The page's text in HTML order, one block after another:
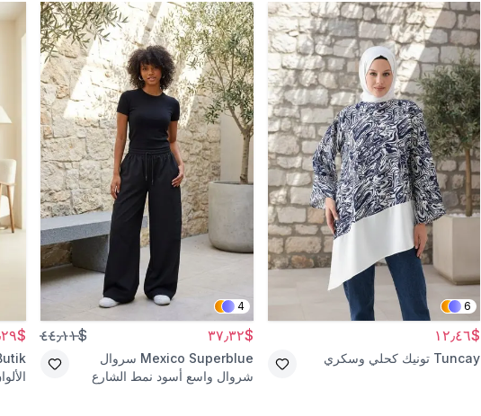
6
$١٢٫٤٦
Tuncay تونيك كحلي وسكري
4
$٣٧٫٣٢ $٤٤٫١١
Mexico Superblue سروال
شروال واسع أسود نمط الشارع
$٣٤٫٢٩